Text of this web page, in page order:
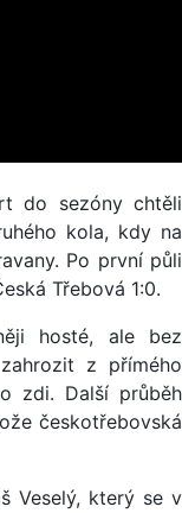
do sezóny chtěli
kola, kdy na
Po první půli
Třebová 1:0.
hosté, ale bez
z přímého
zdi. Další průběh
českotřebovská
Veselý, který se v